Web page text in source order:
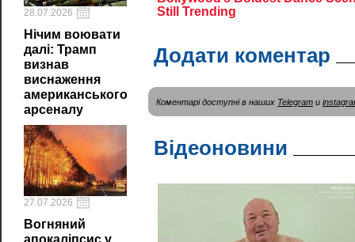
28.07.2026
Нічим воювати
далі: Трамп
визнав
виснаження
американського
арсеналу
27.07.2026
Вогняний
апокаліпсис у
Додати коментар
Коментарі доступні в наших Telegram и
Відеоновини